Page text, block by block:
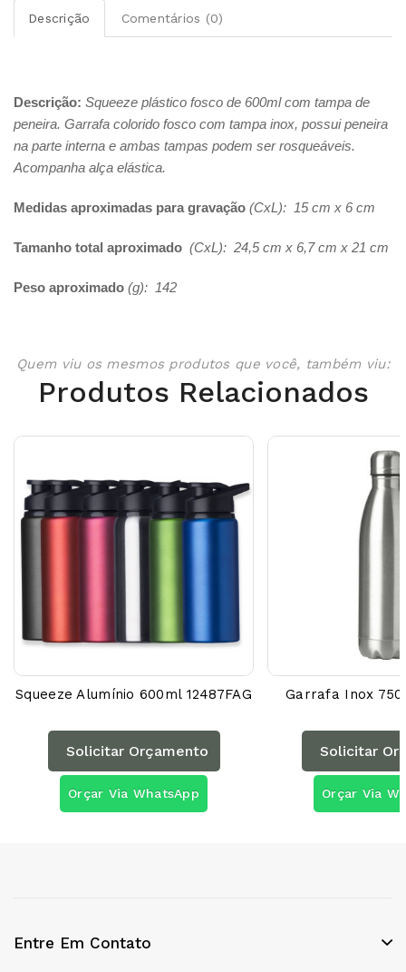
Descrição Comentários (0)
Descrição: Squeeze plástico fosco de 600ml com tampa de
peneira. Garrafa colorido fosco com tampa inox, possui peneira
na parte interna e ambas tampas podem ser rosqueáveis.
Acompanha alça elástica.
Medidas aproximadas para gravação (CxL): 15 cm x 6 cm
Tamanho total aproximado (CxL): 24,5 cm x 6,7 cm x 21 cm
Peso aproximado (g): 142
Quem viu os mesmos produtos que você, também viu:
Produtos Relacionados
Squeeze Alumínio 600ml 12487FAG
Solicitar Orçamento
Orçar Via WhatsApp
Garrafa Inox
Solicitar
Orçar Via
Entre Em Contato